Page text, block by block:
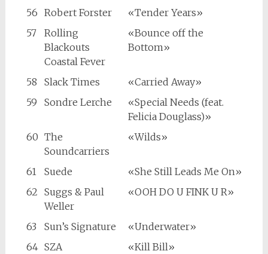
56 Robert Forster
«Tender Years»
57
Rolling
Blackouts
Coastal Fever
«Bounce off the
Bottom»
58 Slack Times
«Carried Away»
59
Sondre Lerche
«Special Needs (feat.
Felicia Douglass)»
60 The
Soundcarriers
«Wilds»
61 Suede
«She Still Leads Me On»
62 Suggs & Paul
Weller
«OOH DO U FINK U R»
63 Sun’s Signature
«Underwater»
64 SZA
«Kill Bill»